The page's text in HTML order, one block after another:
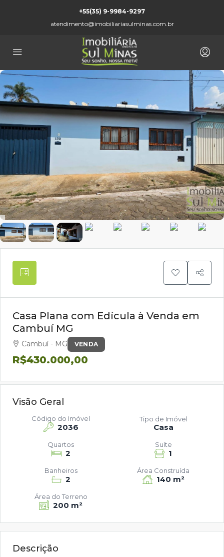
+55(35) 9-9984-9297
atendimento@imobiliariasulminas.com.br
VENDA
Casa Plana com Edícula à Venda em
Cambuí MG
Cambuí - MG
R$430.000,00
Visão Geral
2036
Código do Imóvel
Casa
Tipo de Imóvel
2
Quartos
1
Suíte
2
Banheiros
140 m²
Área Construída
200 m²
Área do Terreno
Descrição